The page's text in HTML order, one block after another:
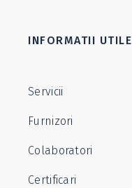
INFORMATII UTILE
Servicii
Furnizori
Colaboratori
Certificari